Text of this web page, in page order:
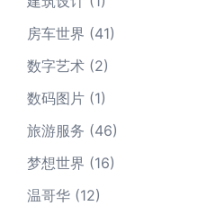
房车世界 (41)
数字艺术 (2)
数码图片 (1)
旅游服务 (46)
梦想世界 (16)
温哥华 (12)